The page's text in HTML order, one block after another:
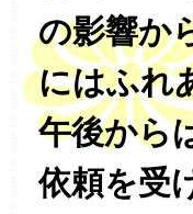
の影響か
にはふれ
午後から
依頼を受